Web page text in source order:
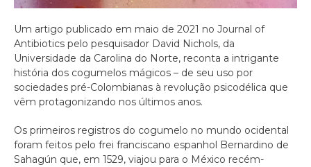
Um artigo publicado em maio de 2021 no Journal of
Antibiotics pelo pesquisador David Nichols, da
Universidade da Carolina do Norte, reconta a intrigante
história dos cogumelos mágicos – de seu uso por
sociedades pré-Colombianas à revolução psicodélica que
vêm protagonizando nos últimos anos.
Os primeiros registros do cogumelo no mundo ocidental
foram feitos pelo frei franciscano espanhol ​​Bernardino de
Sahagún que, em 1529, viajou para o México recém-